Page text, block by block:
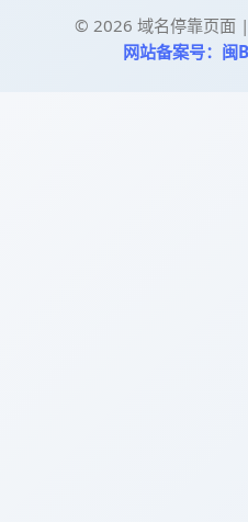
© 2026 域名停靠页面
网站备案号：